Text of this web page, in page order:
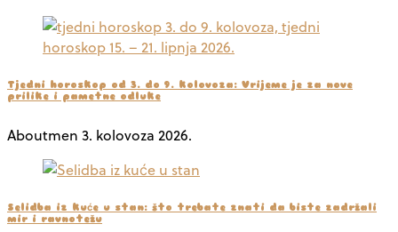
Tjedni horoskop od 3. do 9. kolovoza: Vrijeme je za nove
prilike i pametne odluke
Aboutmen 3. kolovoza 2026.
Selidba iz kuće u stan: što trebate znati da biste zadržali
mir i ravnotežu